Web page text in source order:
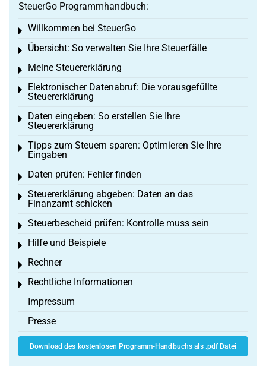
SteuerGo Programmhandbuch:
Willkommen bei SteuerGo
Toggle menu
Übersicht: So verwalten Sie Ihre Steuerfälle
Toggle menu
Meine Steuererklärung
Toggle menu
Elektronischer Datenabruf: Die vorausgefüllte
Steuererklärung
Toggle menu
Daten eingeben: So erstellen Sie Ihre
Steuererklärung
Toggle menu
Tipps zum Steuern sparen: Optimieren Sie Ihre
Eingaben
Toggle menu
Daten prüfen: Fehler finden
Toggle menu
Steuererklärung abgeben: Daten an das
Finanzamt schicken
Toggle menu
Steuerbescheid prüfen: Kontrolle muss sein
Toggle menu
Hilfe und Beispiele
Toggle menu
Rechner
Toggle menu
Rechtliche Informationen
Toggle menu
Impressum
Presse
Download des kostenlosen Programm-Handbuchs als .pdf Datei